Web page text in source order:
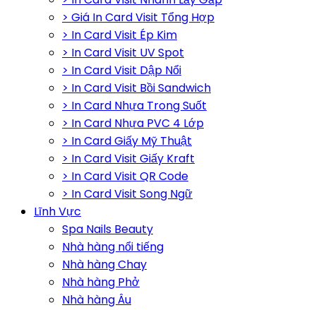
> Giá In Card Visit Tổng Hợp
> In Card Visit Ép Kim
> In Card Visit UV Spot
> In Card Visit Dập Nổi
> In Card Visit Bồi Sandwich
> In Card Nhựa Trong Suốt
> In Card Nhựa PVC 4 Lớp
> In Card Giấy Mỹ Thuật
> In Card Visit Giấy Kraft
> In Card Visit QR Code
> In Card Visit Song Ngữ
Lĩnh Vực
Spa Nails Beauty
Nhà hàng nổi tiếng
Nhà hàng Chay
Nhà hàng Phở
Nhà hàng Âu